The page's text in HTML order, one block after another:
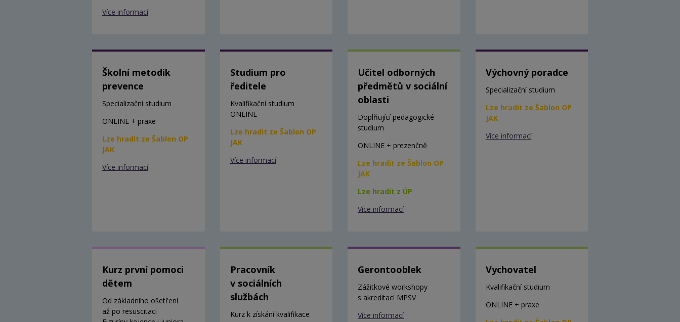
Více informací
Školní metodik
prevence
Specializační studium
ONLINE + praxe
Lze hradit ze Šablon OP
JAK
Více informací
Studium pro
ředitele
Kvalifikační studium
ONLINE
Lze hradit ze Šablon OP
JAK
Více informací
Učitel odborných
předmětů v sociální
oblasti
Doplňující pedagogické
studium
ONLINE + prezenčně
Lze hradit ze Šablon OP
JAK
Lze hradit z ÚP
Více informací
Výchovný poradce
Specializační studium
Lze hradit ze Šablon OP
JAK
Více informací
Kurz první pomoci
dětem
Od základního ošetření
až po resuscitaci
Pracovník
v sociálních
službách
Kurz k získání kvalifikace
Gerontooblek
Zážitkové workshopy
s akreditací MPSV
Více informací
Vychovatel
Kvalifikační studium
ONLINE + praxe